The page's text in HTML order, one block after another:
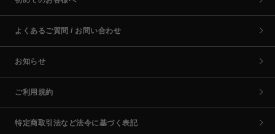
よくあるご質問 / お問い合わせ
お知らせ
ご利用規約
特定商取引法など法令に基づく表記